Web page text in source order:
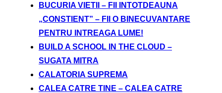
BUCURIA VIETII – FII INTOTDEAUNA
„CONSTIENT” – FII O BINECUVANTARE
PENTRU INTREAGA LUME!
BUILD A SCHOOL IN THE CLOUD –
SUGATA MITRA
CALATORIA SUPREMA
CALEA CATRE TINE – CALEA CATRE